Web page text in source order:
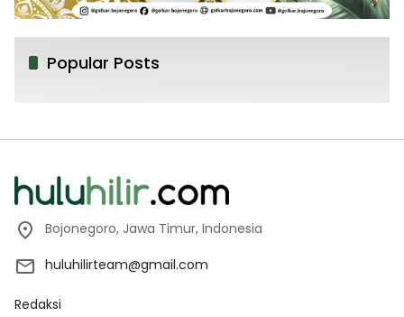
Popular Posts
Bojonegoro, Jawa Timur, Indonesia
huluhilirteam@gmail.com
Redaksi